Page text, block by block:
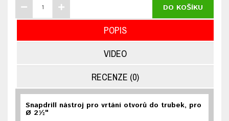
DO KOŠÍKU
POPIS
VIDEO
RECENZE (0)
Snapdrill nástroj pro vrtání otvorů do trubek, pro
Ø 2½"